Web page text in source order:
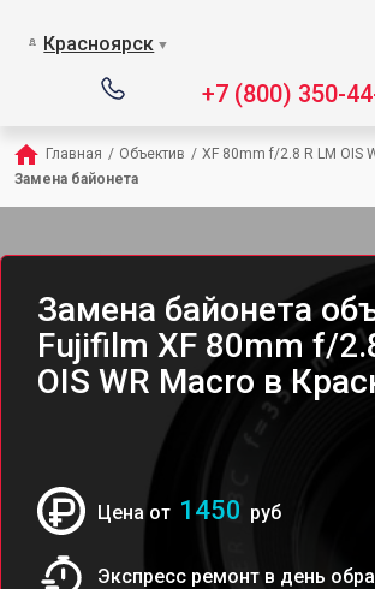
Красноярск ▼
+7 (800) 350-
Главная / Объектив / XF 80mm f/2.8 R LM OIS
Замена байонета
Замена байонета
Fujifilm XF 80mm f/
OIS WR Macro в
Цена от 1450 руб
Экспресс ремонт в день